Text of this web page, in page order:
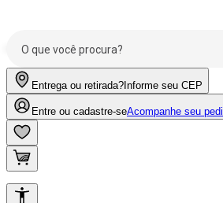
Entrega ou retirada? Informe seu CEP
Entre ou cadastre-seAcompanhe seu